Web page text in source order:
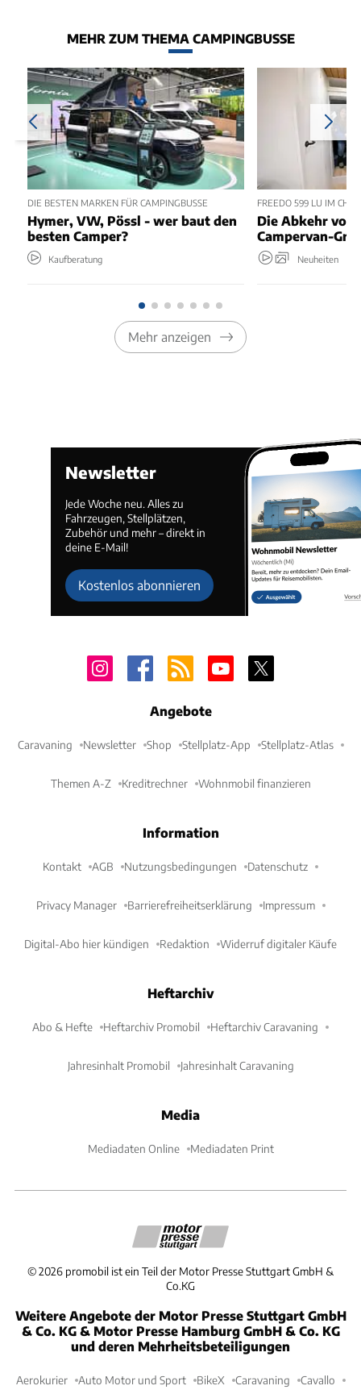
MEHR ZUM THEMA CAMPINGBUSSE
DIE BESTEN MARKEN FÜR CAMPINGBUSSE
Hymer, VW, Pössl - wer baut den
besten Camper?
Kaufberatung
FREEDO 599 LU IM
Die Abkehr
Campervan-
Neuheiten
Mehr anzeigen
Newsletter
Jede Woche neu. Alles zu
Fahrzeugen, Stellplätzen,
Zubehör und mehr – direkt in
deine E-Mail!
Kostenlos abonnieren
Angebote
Caravaning Newsletter Shop Stellplatz-App Stellplatz-Atlas
Themen A-Z Kreditrechner Wohnmobil finanzieren
Information
Kontakt AGB Nutzungsbedingungen Datenschutz
Privacy Manager Barrierefreiheitserklärung Impressum
Digital-Abo hier kündigen Redaktion Widerruf digitaler Käufe
Heftarchiv
Abo & Hefte Heftarchiv Promobil Heftarchiv Caravaning
Jahresinhalt Promobil Jahresinhalt Caravaning
Media
Mediadaten Online Mediadaten Print
©2026 promobil ist ein Teil der Motor Presse Stuttgart GmbH &
Co.KG
Weitere Angebote der Motor Presse Stuttgart GmbH
& Co. KG & Motor Presse Hamburg GmbH & Co. KG
und deren Mehrheitsbeteiligungen
Aerokurier Auto Motor und Sport BikeX Caravaning Cavallo